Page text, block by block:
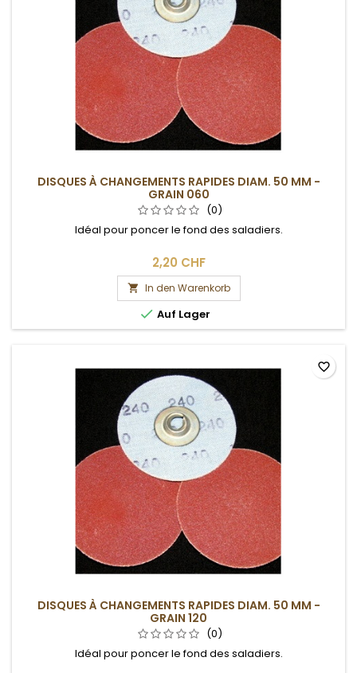
DISQUES À CHANGEMENTS RAPIDES DIAM. 50 MM -
GRAIN 060
(0)
Idéal pour poncer le fond des saladiers.
2,20 CHF
 In den Warenkorb
 Auf Lager
DISQUES À CHANGEMENTS RAPIDES DIAM. 50 MM -
GRAIN 120
(0)
Idéal pour poncer le fond des saladiers.
favorite_border